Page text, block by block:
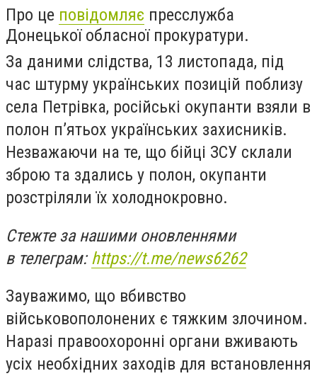
Про це повідомляє пресслужба
Донецької обласної прокуратури.
За даними слідства, 13 листопада, під
час штурму українських позицій поблизу
села Петрівка, російські окупанти взяли в
полон п’ятьох українських захисників.
Незважаючи на те, що бійці ЗСУ склали
зброю та здались у полон, окупанти
розстріляли їх холоднокровно.
Стежте за нашими оновленнями
в телеграм: https://t.me/news6262
Зауважимо, що вбивство
військовополонених є тяжким злочином.
Наразі правоохоронні органи вживають
усіх необхідних заходів для встановлення